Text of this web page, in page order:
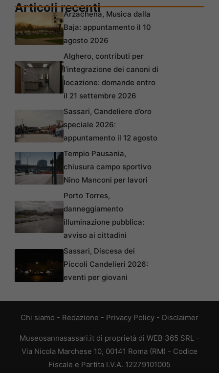
Articoli recentiArzachena, Musica dalla
Baja: appuntamento il 10
agosto 2026
Alghero, contributi per
l’integrazione dei canoni di
locazione: domande entro
il 21 settembre 2026
Sassari, Candeliere d’oro
speciale 2026:
appuntamento il 12 agosto
Tempio Pausania,
chiusura campo sportivo
Nino Manconi per lavori
Porto Torres,
danneggiamento
illuminazione pubblica:
avviso ai cittadini
Sassari, Discesa dei
Piccoli Candelieri 2026:
eventi per giovani
Chi siamo - Redazione - Privacy Policy - Disclaimer
Museosannasassari.it di proprietà di WEB 365 SRL -
Via Nicola Marchese 10, 00141 Roma (RM) - Codice
Fiscale e Partita I.V.A. 12279101005